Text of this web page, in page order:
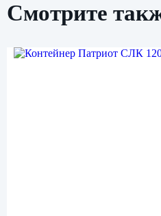
Смотрите Оставить
согласие на обработку